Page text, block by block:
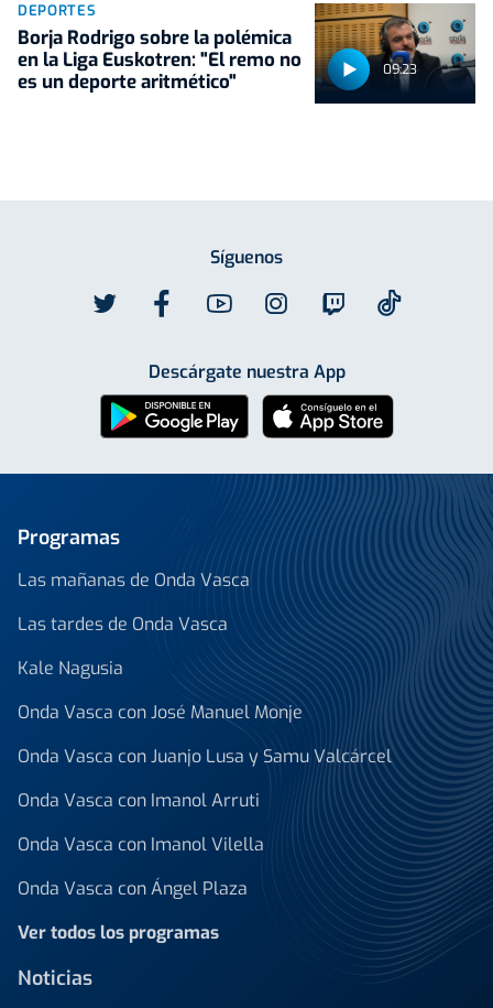
09:23
DEPORTES
Borja Rodrigo sobre la polémica
en la Liga Euskotren: "El remo no
es un deporte aritmético"
Síguenos
Descárgate nuestra App
Programas
Las mañanas de Onda Vasca
Las tardes de Onda Vasca
Kale Nagusia
Onda Vasca con José Manuel Monje
Onda Vasca con Juanjo Lusa y Samu Valcárcel
Onda Vasca con Imanol Arruti
Onda Vasca con Imanol Vilella
Onda Vasca con Ángel Plaza
Ver todos los programas
Noticias